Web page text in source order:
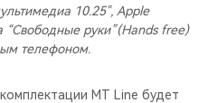
10.25", Apple
“Свободные руки”(Hands free)
телефоном.
MT Line будет